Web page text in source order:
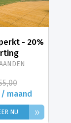
- 20%
maand
NU »